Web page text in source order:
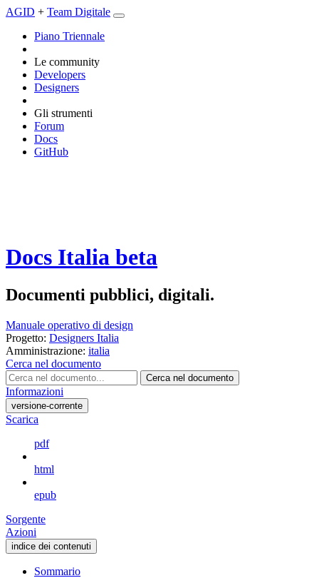
AGID + Team Digitale
Piano Triennale
Le community
Developers
Designers
Gli strumenti
Forum
Docs
GitHub
Docs Italia beta
Documenti pubblici, digitali.
Manuale operativo di design
Progetto: Designers Italia
Amministrazione: italia
Cerca nel documento
Cerca nel documento
Informazioni
versione-corrente
Scarica
pdf
html
epub
Sorgente
Azioni
indice dei contenuti
Sommario